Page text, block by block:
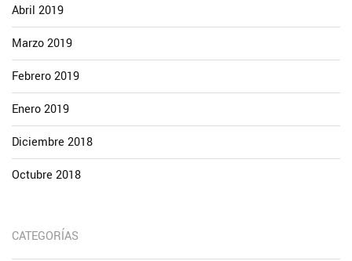
Abril 2019
Marzo 2019
Febrero 2019
Enero 2019
Diciembre 2018
Octubre 2018
CATEGORÍAS